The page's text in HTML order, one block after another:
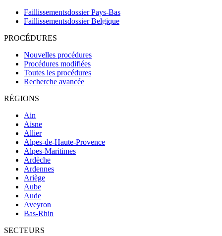
Faillissementsdossier Pays-Bas
Faillissementsdossier Belgique
PROCÉDURES
Nouvelles procédures
Procédures modifiées
Toutes les procédures
Recherche avancée
RÉGIONS
Ain
Aisne
Allier
Alpes-de-Haute-Provence
Alpes-Maritimes
Ardèche
Ardennes
Ariège
Aube
Aude
Aveyron
Bas-Rhin
SECTEURS